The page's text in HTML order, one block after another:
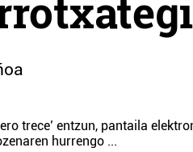
trece’ entzun, pantaila
hurrengo ...